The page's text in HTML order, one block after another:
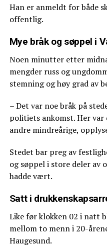
Han er anmeldt for både
offentlig.
Mye bråk og søppel i
Noen minutter etter
mengder russ og
stemning og høy grad av
– Det var noe bråk på
politiets ankomst. Her var
andre mindreårige,
Stedet bar preg av
og søppel i store deler av
hadde vært.
Satt i
Like før klokken 02 i natt
mellom to menn i 20-
Haugesund.